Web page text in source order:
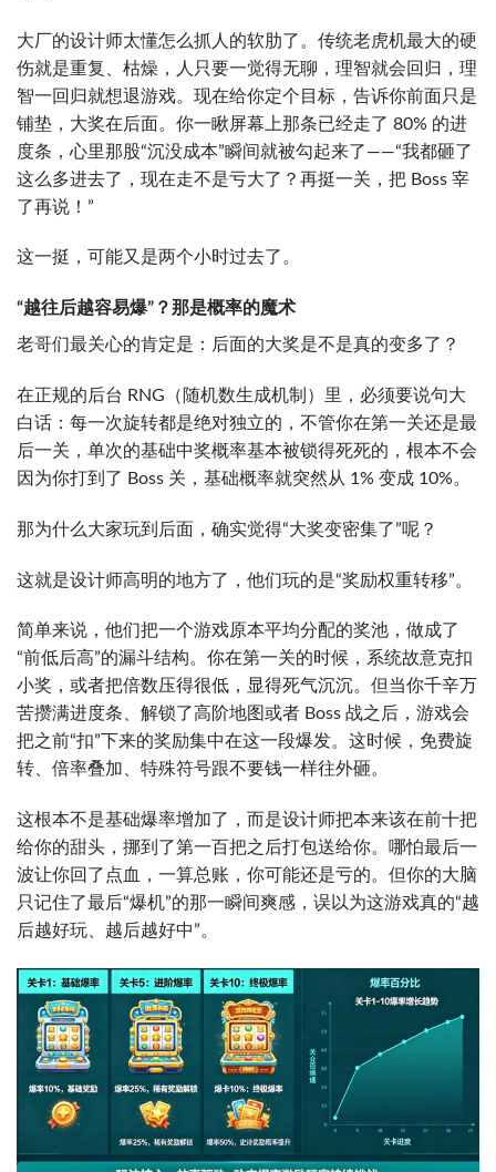
大厂的设计师太懂怎么抓人的软肋了。传统老虎机最大的硬
伤就是重复、枯燥，人只要一觉得无聊，理智就会回归，理
智一回归就想退游戏。现在给你定个目标，告诉你前面只是
铺垫，大奖在后面。你一瞅屏幕上那条已经走了 80% 的进
度条，心里那股“沉没成本”瞬间就被勾起来了——“我都砸了
这么多进去了，现在走不是亏大了？再挺一关，把 Boss 宰
了再说！”
这一挺，可能又是两个小时过去了。
“越往后越容易爆”？那是概率的魔术
老哥们最关心的肯定是：后面的大奖是不是真的变多了？
在正规的后台 RNG（随机数生成机制）里，必须要说句大
白话：每一次旋转都是绝对独立的，不管你在第一关还是最
后一关，单次的基础中奖概率基本被锁得死死的，根本不会
因为你打到了 Boss 关，基础概率就突然从 1% 变成 10%。
那为什么大家玩到后面，确实觉得“大奖变密集了”呢？
这就是设计师高明的地方了，他们玩的是“奖励权重转移”。
简单来说，他们把一个游戏原本平均分配的奖池，做成了
“前低后高”的漏斗结构。你在第一关的时候，系统故意克扣
小奖，或者把倍数压得很低，显得死气沉沉。但当你千辛万
苦攒满进度条、解锁了高阶地图或者 Boss 战之后，游戏会
把之前“扣”下来的奖励集中在这一段爆发。这时候，免费旋
转、倍率叠加、特殊符号跟不要钱一样往外砸。
这根本不是基础爆率增加了，而是设计师把本来该在前十把
给你的甜头，挪到了第一百把之后打包送给你。哪怕最后一
波让你回了点血，一算总账，你可能还是亏的。但你的大脑
只记住了最后“爆机”的那一瞬间爽感，误以为这游戏真的“越
后越好玩、越后越好中”。